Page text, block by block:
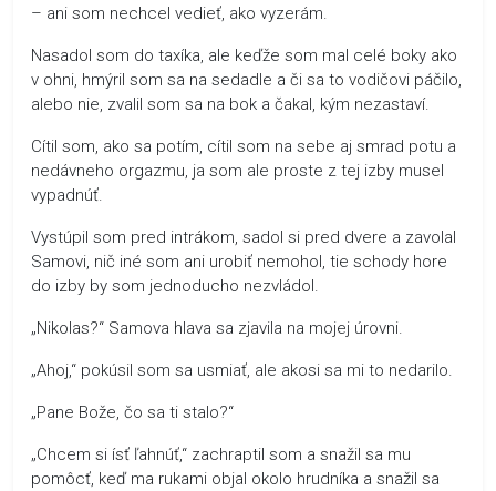
– ani som nechcel vedieť, ako vyzerám.
Nasadol som do taxíka, ale keďže som mal celé boky ako
v ohni, hmýril som sa na sedadle a či sa to vodičovi páčilo,
alebo nie, zvalil som sa na bok a čakal, kým nezastaví.
Cítil som, ako sa potím, cítil som na sebe aj smrad potu a
nedávneho orgazmu, ja som ale proste z tej izby musel
vypadnúť.
Vystúpil som pred intrákom, sadol si pred dvere a zavolal
Samovi, nič iné som ani urobiť nemohol, tie schody hore
do izby by som jednoducho nezvládol.
„Nikolas?“ Samova hlava sa zjavila na mojej úrovni.
„Ahoj,“ pokúsil som sa usmiať, ale akosi sa mi to nedarilo.
„Pane Bože, čo sa ti stalo?“
„Chcem si ísť ľahnúť,“ zachraptil som a snažil sa mu
pomôcť, keď ma rukami objal okolo hrudníka a snažil sa